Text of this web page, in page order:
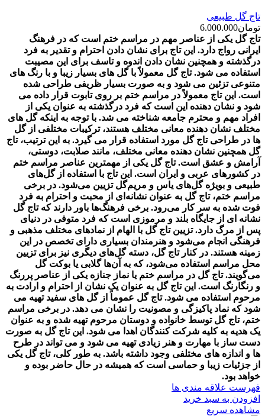
تاج گل طبیعی
تومان6.000.000
تاج گل یکی از عناصر مهم در مراسم ختم است که در فرهنگ
ایرانی رواج دارد. این تاج برای نشان دادن احترام و تقدیر به فرد
درگذشته و همچنین نشان دادن اندوه و تاسف برای این مصیبت
استفاده می شود. تاج گل معمولاً با گل های بسیار زیبا و با رنگ های
متنوعی تزئین می شود و به صورت بسیار ظریفی طراحی شده
است. این تاج معمولاً در مراسم ختم بر روی تابوت قرار داده می
شود و نشان دهنده این است که فرد درگذشته به عنوان یکی از
افراد مهم و محترم جامعه شناخته می شد. با توجه به اینکه گل های
مختلف نشان دهنده معانی مختلف هستند، ترکیبات مختلفی از گل
ها در طراحی تاج گل مورد استفاده قرار می گیرد. به این ترتیب، تاج
گل همچنین نشان دهنده معانی مختلف، مانند صلابت، دوستی،
آرامش و عشق است. تاج گل یکی از مهمترین عناصر مراسم ختم
در کشورهای عربی و ایران است. این تاج با استفاده از گل‌های
طبیعی و بویژه گل‌های یاس و مریم‌گل تزیین می‌شود. در برخی
مراسم ختم، تاج گل به عنوان نشانه‌ای از محبت و احترام به فرد
فوت شده به سر کار می‌رود. برخی فرهنگ‌ها باور دارند که تاج گل
نشانه ای از جایگاه بلند و مرموزی است که فرد متوفی در دنیای
پس از مرگ دارد. تزیین تاج گل با الهام از نمادهای مختلف مذهبی و
فرهنگی انجام می‌شود و هنرمندان بسیاری دارای تخصص در این
زمینه هستند. در کنار تاج گل، دسته گل‌های دیگری نیز برای تزیین
محل مراسم استفاده می‌شود، که به آن‌ها گلابی یا بوکت گل
می‌گویند. تاج گل در مراسم ختم یا نماز جنازه یکی از عناصر پررنگ
و رنگارنگ است. این تاج گل به عنوان یک نشان از احترام و ارادت به
مرحوم استفاده می شود. تاج گل عموماً از گل های سفید تهیه می
شود که نماد پاکیزگی و مصونیت را نشان می دهد. در برخی مراسم
ختم، تاج گل توسط خانواده و دوستان مرحوم تهیه شده و به عنوان
یک هدیه به کلیه شرکت کنندگان اهدا می شود. این تاج گل به صورت
دست ساز با مهارت و هنر زیادی تهیه می شود و می تواند در طرح
ها و اندازه های مختلفی وجود داشته باشد. به طور کلی، تاج گل یکی
از جزئیات زیبا و حماسی است که همیشه در حال حاضر بوده و
خواهد بود.
فهرست علاقه مندی ها
افزودن به سبد خرید
مشاهده سریع